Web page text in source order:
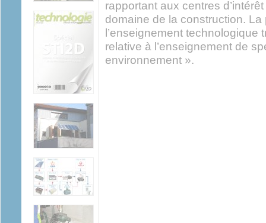
rapportant aux centres
domaine de la construction. La
l’enseignement technologique
relative à l’enseignement de
environnement ».